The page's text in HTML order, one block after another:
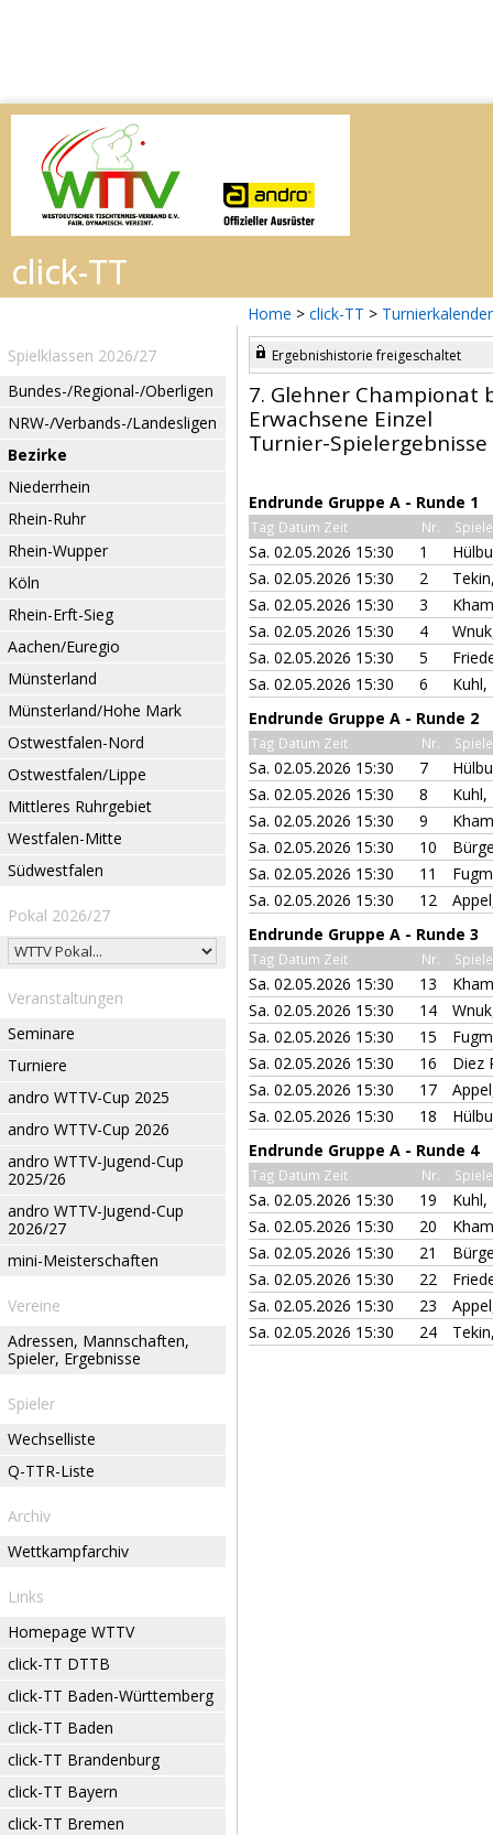
Home > click-TT > Turnierkalender
Spielklassen 2026/27
Bundes-/Regional-/Oberligen
NRW-/Verbands-/Landesligen
Bezirke
Niederrhein
Rhein-Ruhr
Rhein-Wupper
Köln
Rhein-Erft-Sieg
Aachen/Euregio
Münsterland
Münsterland/Hohe Mark
Ostwestfalen-Nord
Ostwestfalen/Lippe
Mittleres Ruhrgebiet
Westfalen-Mitte
Südwestfalen
Pokal 2026/27
Veranstaltungen
Seminare
Turniere
andro WTTV-Cup 2025
andro WTTV-Cup 2026
andro WTTV-Jugend-Cup
2025/26
andro WTTV-Jugend-Cup
2026/27
mini-Meisterschaften
Vereine
Adressen, Mannschaften,
Spieler, Ergebnisse
Spieler
Wechselliste
Q-TTR-Liste
Archiv
Wettkampfarchiv
Links
Homepage WTTV
click-TT DTTB
click-TT Baden-Württemberg
click-TT Baden
click-TT Brandenburg
click-TT Bayern
click-TT Bremen
Ergebnishistorie freigeschaltet
7. Glehner Championat
Erwachsene Einzel
Turnier-Spielergebnisse
Endrunde Gruppe A - Runde 1
Tag Datum Zeit Nr.
Sa. 02.05.2026 15:30 1
Sa. 02.05.2026 15:30
2
Sa. 02.05.2026 15:30
3
Sa. 02.05.2026 15:30
4
Sa. 02.05.2026 15:30
5
Sa. 02.05.2026 15:30
6
Kuhl,
Endrunde Gruppe A - Runde 2
Tag Datum Zeit Nr.
Sa. 02.05.2026 15:30 7
Sa. 02.05.2026 15:30
8
Kuhl,
Sa. 02.05.2026 15:30
9
Sa. 02.05.2026 15:30
10
Sa. 02.05.2026 15:30
11
Sa. 02.05.2026 15:30
12
Endrunde Gruppe A - Runde 3
Tag Datum Zeit Nr.
Sa. 02.05.2026 15:30 13
Sa. 02.05.2026 15:30
14
Sa. 02.05.2026 15:30
15
Sa. 02.05.2026 15:30
16
Diez
Sa. 02.05.2026 15:30
17
Sa. 02.05.2026 15:30
18
Endrunde Gruppe A - Runde 4
Tag Datum Zeit Nr.
Sa. 02.05.2026 15:30 19
Kuhl,
Sa. 02.05.2026 15:30
20
Sa. 02.05.2026 15:30
21
Sa. 02.05.2026 15:30
22
Sa. 02.05.2026 15:30
23
Sa. 02.05.2026 15:30
24